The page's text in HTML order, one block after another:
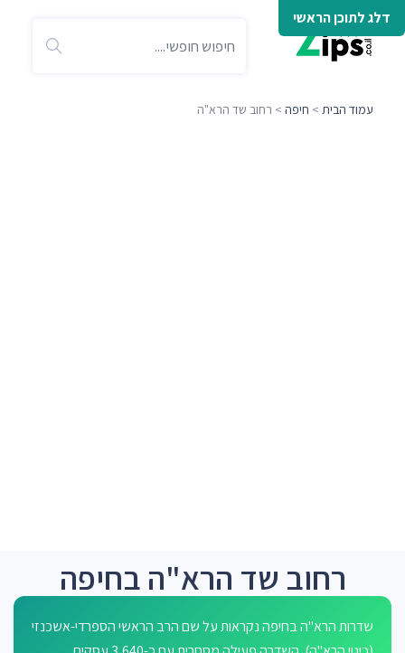
דלג לתוכן הראשי
עמוד הבית > חיפה > רחוב שד הרא"ה
רחוב שד הרא"ה בחיפה
שדרות הרא"ה בחיפה נקראות על שם הרב הראשי הספרדי-אשכנזי